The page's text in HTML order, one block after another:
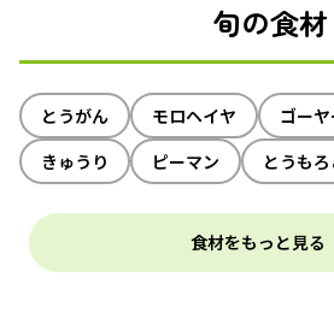
旬の食材
とうがん モロヘイヤ ゴーヤ
きゅうり
ピーマン とうも
食材をもっと見る